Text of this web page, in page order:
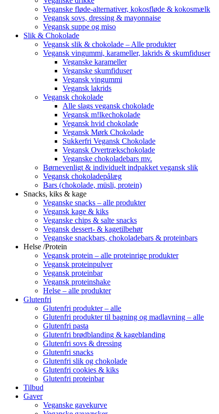
Veganske fløde-alternativer, kokosfløde & kokosmælk
Vegansk sovs, dressing & mayonnaise
Vegansk suppe og miso
Slik & Chokolade
Vegansk slik & chokolade – Alle produkter
Vegansk vingummi, karameller, lakrids & skumfiduser
Veganske karameller
Veganske skumfiduser
Vegansk vingummi
Vegansk lakrids
Vegansk chokolade
Alle slags vegansk chokolade
Vegansk m!lkechokolade
Vegansk hvid chokolade
Vegansk Mørk Chokolade
Sukkerfri Vegansk Chokolade
Vegansk Overtrækschokolade
Veganske chokoladebars mv.
Børnevenligt & individuelt indpakket vegansk slik
Vegansk chokoladepålæg
Bars (chokolade, müsli, protein)
Snacks, kiks & kage
Veganske snacks – alle produkter
Vegansk kage & kiks
Veganske chips & salte snacks
Vegansk dessert- & kagetilbehør
Veganske snackbars, chokoladebars & proteinbars
Helse /Protein
Vegansk protein – alle proteinrige produkter
Vegansk proteinpulver
Vegansk proteinbar
Vegansk proteinshake
Helse – alle produkter
Glutenfri
Glutenfri produkter – alle
Glutenfri produkter til bagning og madlavning – alle
Glutenfri pasta
Glutenfri brødblanding & kageblanding
Glutenfri sovs & dressing
Glutenfri snacks
Glutenfri slik og chokolade
Glutenfri cookies & kiks
Glutenfri proteinbar
Tilbud
Gaver
Veganske gavekurve